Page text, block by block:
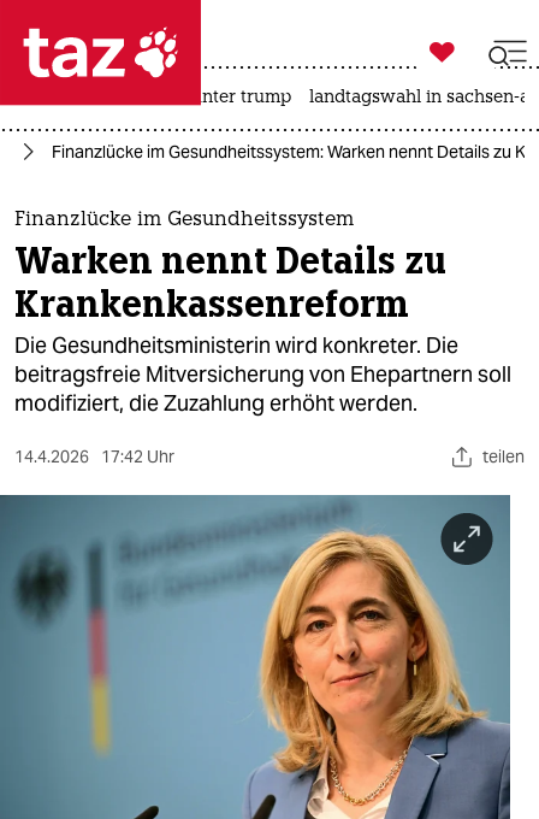
 taz zahl ich
taz zahl ich
themen
politik
öko
gesellschaft
sport
berlin
nord

taz zahl ich
usa unter trump landtagswahl in sachsen-
Finanzlücke im Gesundheitssystem: Warken nennt Details zu
Finanzlücke im Gesundheitssystem
Warken nennt Details zu
Krankenkassenreform
Die Gesundheitsministerin wird konkreter. Die
beitragsfreie Mitversicherung von Ehepartnern soll
modifiziert, die Zuzahlung erhöht werden.
14.4.2026 17:42 Uhr teilen